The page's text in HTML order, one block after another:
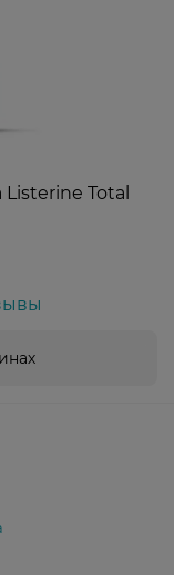
Total